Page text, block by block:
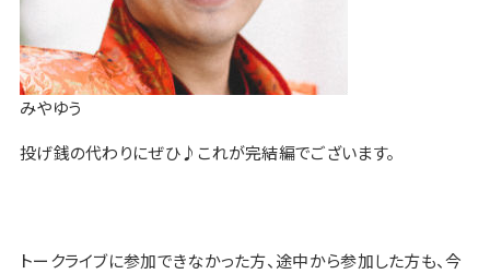
みやゆう
投げ銭の代わりにぜひ♪これが完結編でございます。
トークライブに参加できなかった方、途中から参加した方も、今